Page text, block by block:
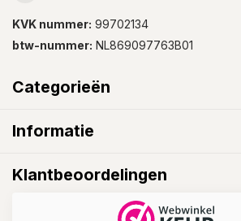
KVK nummer: 99702134
btw-nummer: NL869097763B01
Categorieën
Informatie
Klantbeoordelingen